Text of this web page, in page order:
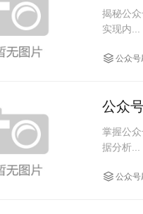
揭秘公
实现内...
公众号
公众
掌握公
据分析...
公众号